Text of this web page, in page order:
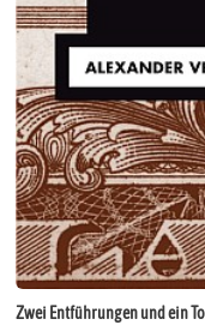
Zwei Entführungen und ein